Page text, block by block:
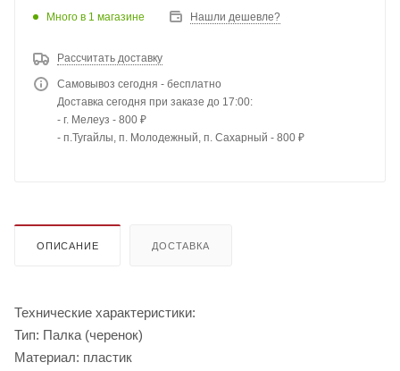
Много в 1 магазине Нашли дешевле?
Рассчитать доставку
Самовывоз сегодня - бесплатно
Доставка сегодня при заказе до 17:00:
- г. Мелеуз - 800 ₽
- п.Тугайлы, п. Молодежный, п. Сахарный - 800 ₽
ОПИСАНИЕ ДОСТАВКА
Технические характеристики:
Тип: Палка (черенок)
Материал: пластик